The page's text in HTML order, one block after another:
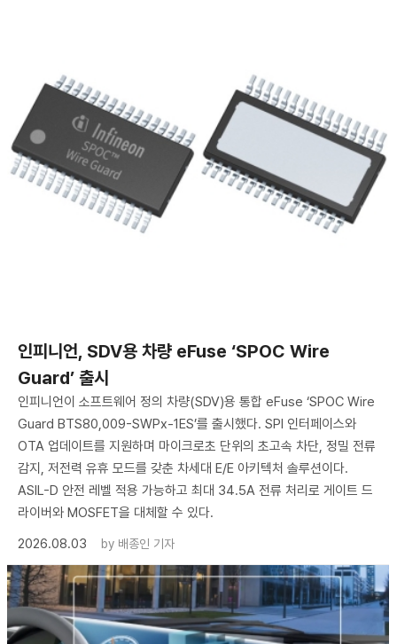
인피니언, SDV용 차량 eFuse ‘SPOC Wire
Guard’ 출시
인피니언이 소프트웨어 정의 차량(SDV)용 통합 eFuse ‘SPOC Wire
Guard BTS80,009-SWPx-1ES’를 출시했다. SPI 인터페이스와
OTA 업데이트를 지원하며 마이크로초 단위의 초고속 차단, 정밀 전류
감지, 저전력 유휴 모드를 갖춘 차세대 E/E 아키텍처 솔루션이다.
ASIL-D 안전 레벨 적용 가능하고 최대 34.5A 전류 처리로 게이트 드
라이버와 MOSFET을 대체할 수 있다.
2026.08.03
by 배종인 기자